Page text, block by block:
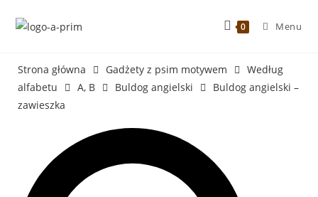
0 Menu
Strona główna Gadżety z psim motywem
Według
alfabetu
A, B Buldog angielski
Buldog angielski –
zawieszka